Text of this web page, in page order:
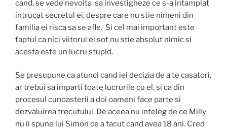
cand, se vede nevoita sa investigheze ce s-a intamplat
intrucat secretul ei, despre care nu stie nimeni din
familia ei risca sa se afle. Si cel mai important este
faptul ca nici viitorul ei sot nu stie absolut nimic si
acesta este un lucru stupid.
Se presupune ca atunci cand iei decizia de a te casatori,
ar trebui sa imparti toate lucrurile cu el, si ca din
procesul cunoasterii a doi oameni face parte si
dezvaluirea trecutului. De aceea nu inteleg de ce Milly
nu ii spune lui Simon ce a facut cand avea 18 ani. Cred